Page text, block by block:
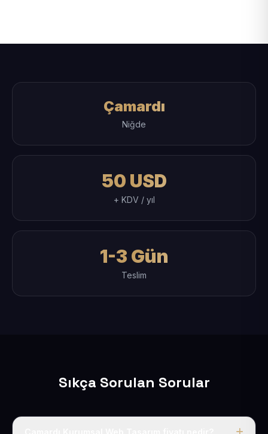
Çamardı
Niğde
50 USD
+ KDV / yıl
1-3 Gün
Teslim
Sıkça Sorulan Sorular